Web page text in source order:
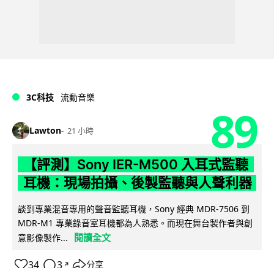
3C科技 流動音樂
Lawton 21 小時 89
【評測】Sony IER-M500 入耳式監聽
耳機：現場拍攝、後製監聽與人聲利器
談到專業混音專用的聲音監聽耳機，Sony 經典 MDR-7506 到
MDR-M1 專業錄音室耳機都為人熟悉。而現在舞台製作者與創
意影像製作...
閱讀全文
34 3 ↗ 分享